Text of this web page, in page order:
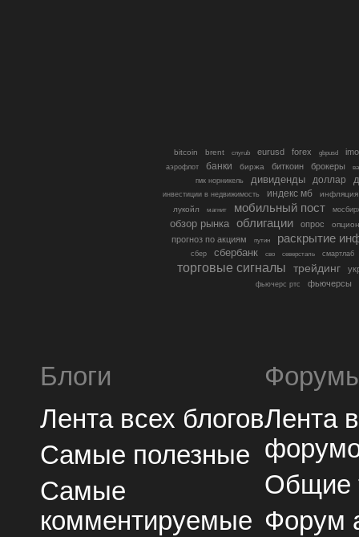
bitcoin brent cnyrub eurusd forex gbpusd
аэрофлот банки биржа биткоин брокеры
гмк норникель
дивиденды доллар
инвестиции в недвижимость индекс мб
инфляция
лукойл
магнит мобильный пост
обзор рынка облигации опрос
прогноз по акциям путин раскрытие
сбер сбербанк сво северсталь смартлаб
торговые сигналы трейдинг
фьючерс ртс фьючерсы
Блоги
Лента всех блогов
Самые полезные
Самые
комментируемые
Лента
Общие
Форум